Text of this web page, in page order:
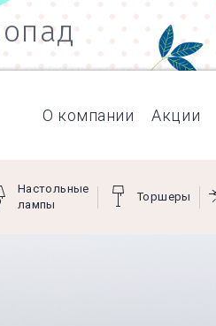
О компании Акции
Настольные
лампы
Торшеры